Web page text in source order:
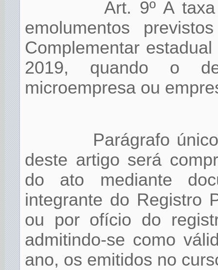
Art. 9º A
emolumentos
Complementar
2019, quando o
microempresa ou
Parágrafo
deste artigo será
do ato mediante
integrante do Registro
ou por ofício do
admitindo-se como
ano, os emitidos no